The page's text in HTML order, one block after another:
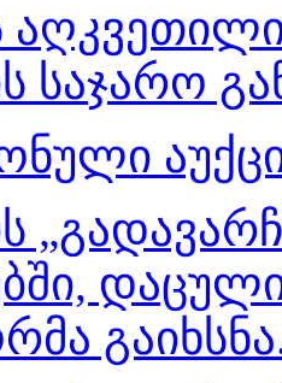
საჯარო